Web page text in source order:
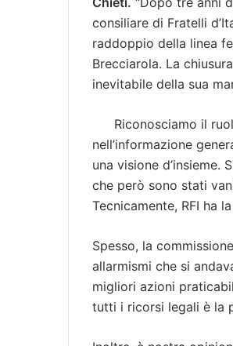
consiliare di Fratelli
raddoppio della linea
Brecciarola. La
inevitabile della sua
Riconosciamo il
nell’informazione
una visione
che però sono stati
Tecnicamente, RFI ha
Spesso, la
allarmismi che si
migliori azioni
tutti i ricorsi legali è la